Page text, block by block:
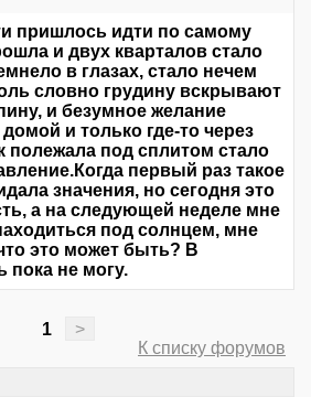
пришлось идти по самому
и двух кварталов стало
в глазах, стало нечем
словно грудину вскрывают
и безумное желание
и только где-то через
полежала под сплитом стало
первый раз такое
значения, но сегодня это
а на следующей неделе мне
под солнцем, мне
это может быть? В
пока не могу.
1
>
К списку форумов